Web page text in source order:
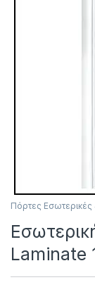
Πόρτες
Laminate